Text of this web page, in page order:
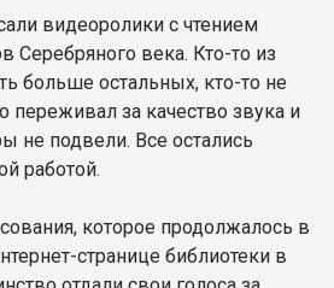
видеоролики с чтением
Серебряного века. Кто-то из
больше остальных, кто-то не
переживал за качество звука и
не подвели. Все остались
работой.
которое продолжалось в
странице библиотеки в